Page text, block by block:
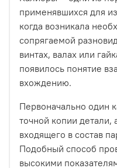
применявшихся для
когда возникала
сопрягаемой
винтах, валах или
появилось понятие
вхождению.
Первоначально один
точной копии детали,
входящего в состав
Подобный способ
высокими